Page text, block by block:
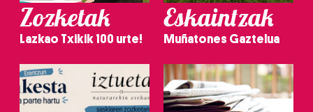
Zozketak
Lazkao Txikik 100 urte!
Eskaintzak
Muñatones Gaztelua